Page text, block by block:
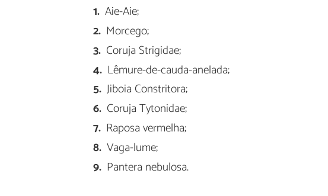
Aie-Aie;
Morcego;
Coruja Strigidae;
Lêmure-de-cauda-anelada;
Jiboia Constritora;
Coruja Tytonidae;
Raposa vermelha;
Vaga-lume;
Pantera nebulosa.